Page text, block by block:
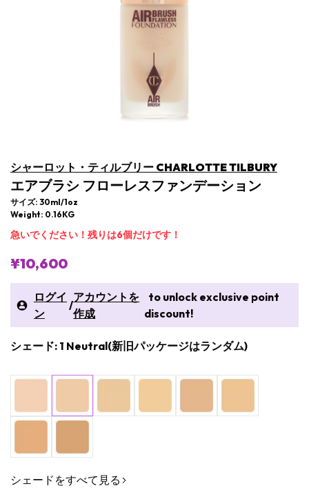
シャーロット・ティルブリー CHARLOTTE TILBURY
エアブラシ フローレスファンデーション
サイズ: 30ml/1oz
Weight: 0.16KG
急いでください！残りは6個だけです！
¥10,600
ログイ
ン
/
アカウントを
作成
to unlock exclusive point
discount!
シェード: 1 Neutral(新旧パッケージはランダム)
シェードをすべて見る